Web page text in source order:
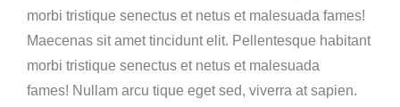
morbi tristique senectus et netus et malesuada fames!
Maecenas sit amet tincidunt elit. Pellentesque habitant
morbi tristique senectus et netus et malesuada
fames! Nullam arcu tique eget sed, viverra at sapien.